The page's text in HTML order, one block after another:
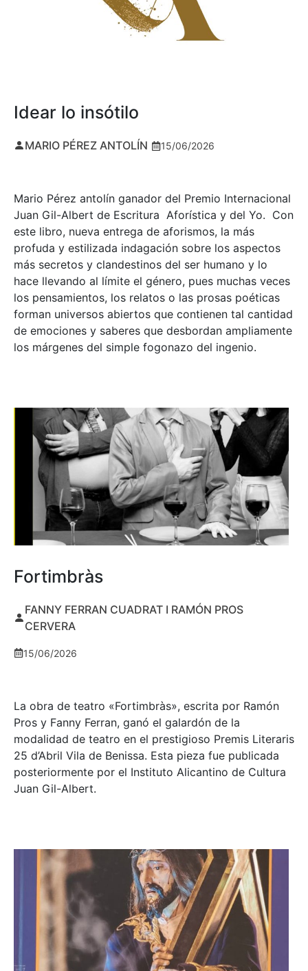
Idear lo insótilo
MARIO PÉREZ ANTOLÍN 15/06/2026
Mario Pérez antolín ganador del Premio Internacional
Juan Gil-Albert de Escritura Aforística y del Yo. Con
este libro, nueva entrega de aforismos, la más
profuda y estilizada indagación sobre los aspectos
más secretos y clandestinos del ser humano y lo
hace llevando al límite el género, pues muchas veces
los pensamientos, los relatos o las prosas poéticas
forman universos abiertos que contienen tal cantidad
de emociones y saberes que desbordan ampliamente
los márgenes del simple fogonazo del ingenio.
Fortimbràs
FANNY FERRAN CUADRAT I RAMÓN PROS
CERVERA
15/06/2026
La obra de teatro «Fortimbràs», escrita por Ramón
Pros y Fanny Ferran, ganó el galardón de la
modalidad de teatro en el prestigioso Premis Literaris
25 d’Abril Vila de Benissa. Esta pieza fue publicada
posteriormente por el Instituto Alicantino de Cultura
Juan Gil-Albert.